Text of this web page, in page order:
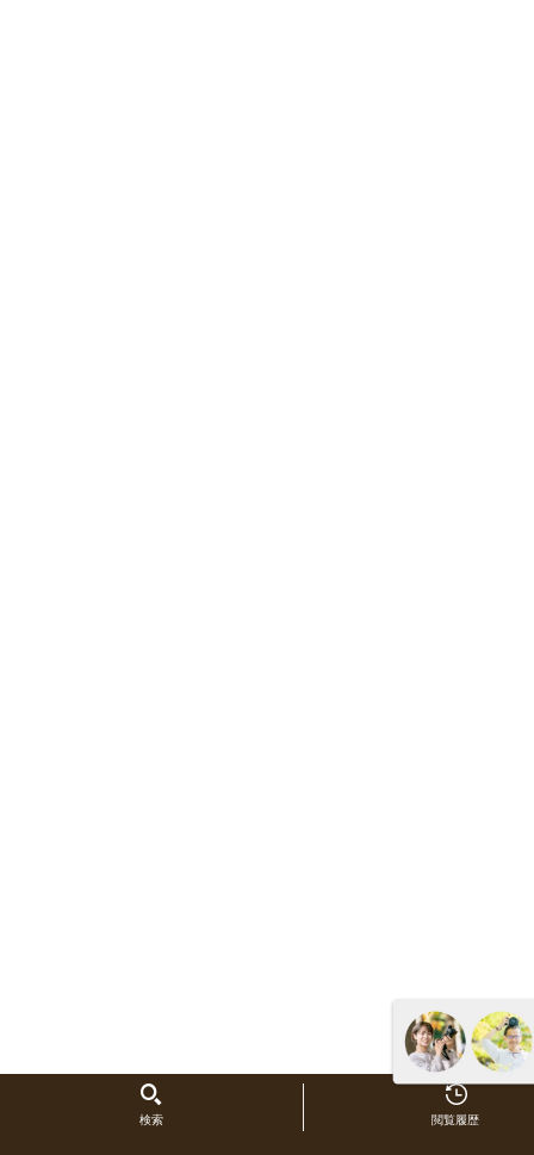
検索 閲覧履歴